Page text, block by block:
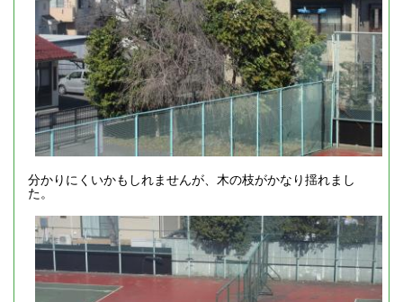
分かりにくいかもしれませんが、木の枝がかなり揺れまし
た。